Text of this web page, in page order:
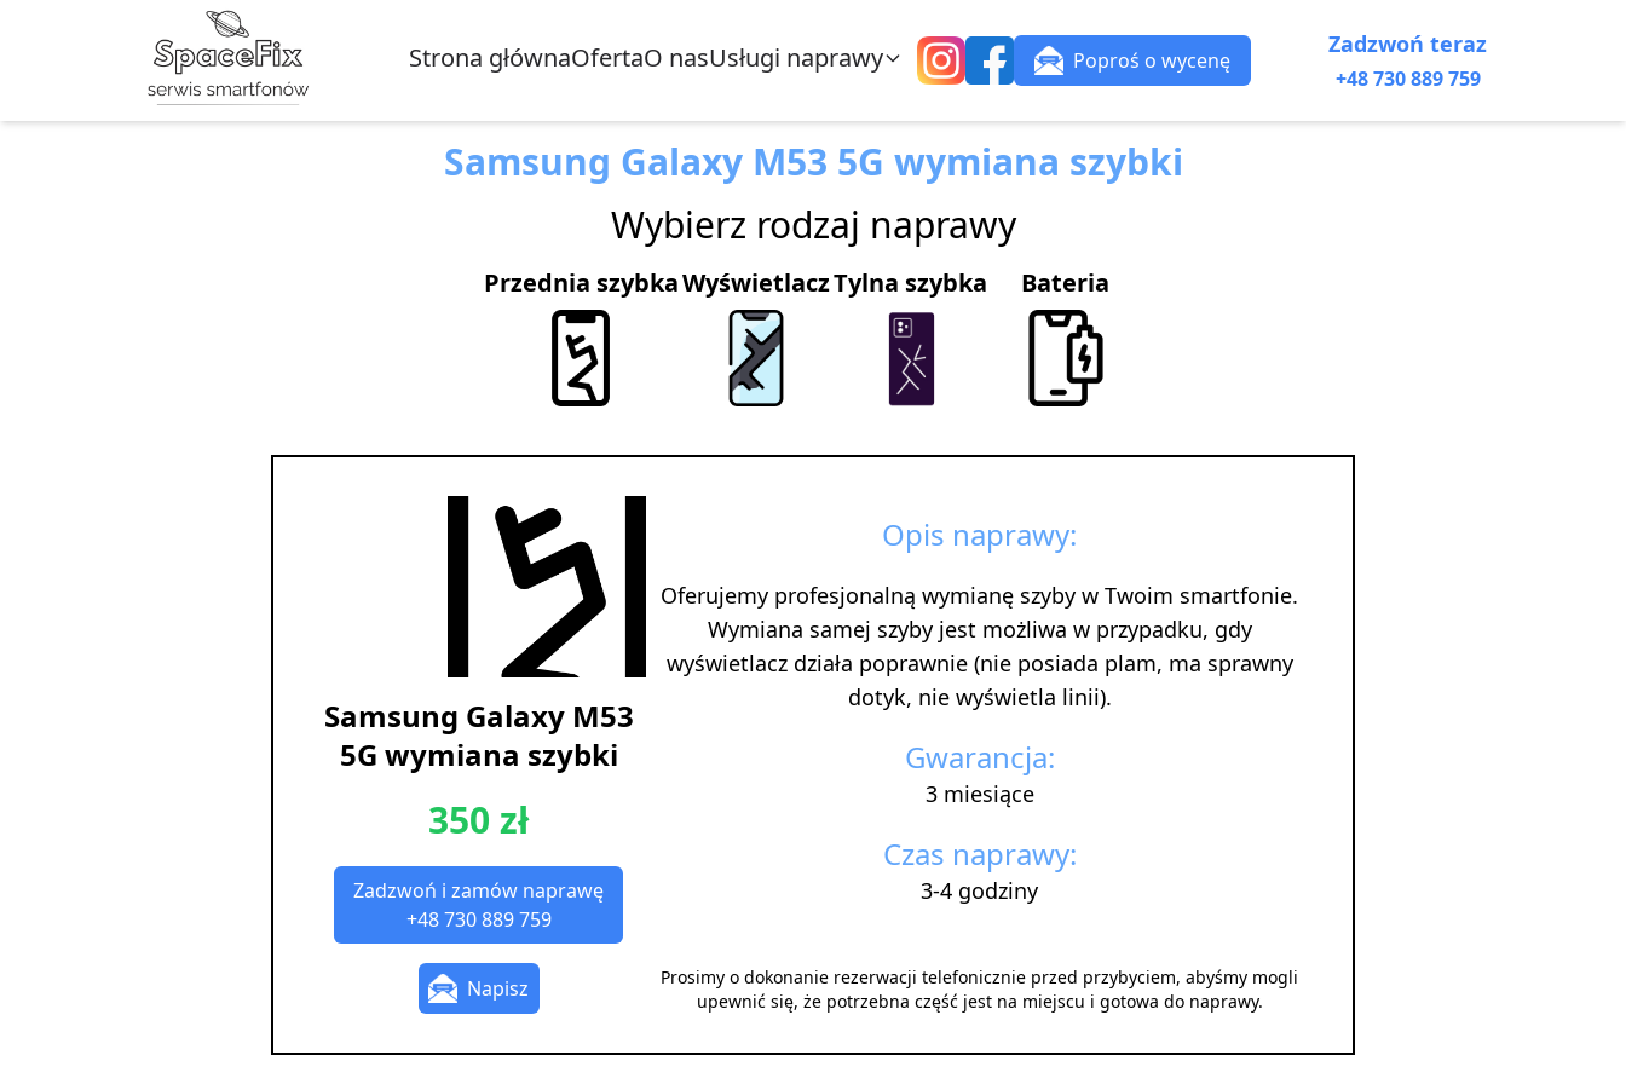
Strona głównaOfertaO nasUsługi naprawy Poproś o wycenę
Zadzwoń teraz
+48 730 889 759
Samsung Galaxy M53 5G wymiana szybki
Wybierz rodzaj naprawy
Przednia szybkaWyświetlaczTylna szybka Bateria
Samsung Galaxy M53
5G wymiana szybki
350 zł
Zadzwoń i zamów naprawę
+48 730 889 759
Napisz
Opis naprawy:
Oferujemy profesjonalną wymianę szyby w Twoim smartfonie.
Wymiana samej szyby jest możliwa w przypadku, gdy
wyświetlacz działa poprawnie (nie posiada plam, ma sprawny
dotyk, nie wyświetla linii).
Gwarancja:
3 miesiące
Czas naprawy:
3-4 godziny
Prosimy o dokonanie rezerwacji telefonicznie przed przybyciem, abyśmy mogli
upewnić się, że potrzebna część jest na miejscu i gotowa do naprawy.